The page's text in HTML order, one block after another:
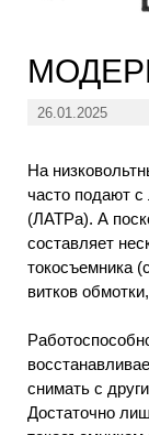
26.01.2025
На
часто подают с
(ЛАТРа). А
составляет
токосъемника
витков
снимать с
Достаточно